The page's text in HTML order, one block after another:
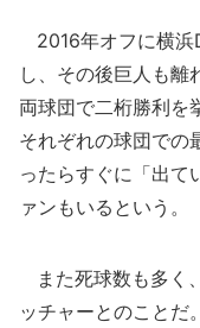
2016年オフに横浜
し、その後巨人も離
両球団で二桁勝利を
それぞれの球団での
ったらすぐに「出て
ァンもいるという。
また死球数も多く
ッチャーとのことだ。